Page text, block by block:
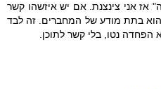
אז אני צינצנת. אם יש איזשהו קשר
הוא בתת מודע של המחברים. זה לבד
נטו, בלי קשר לתוכן.